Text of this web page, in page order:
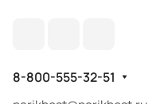
8-800-555-32-51